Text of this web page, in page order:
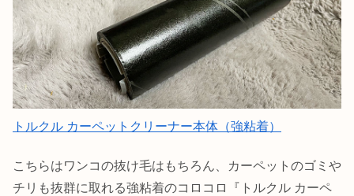
トルクル カーペットクリーナー本体（強粘着）
こちらはワンコの抜け毛はもちろん、カーペットのゴミや
チリも抜群に取れる強粘着のコロコロ『トルクル カーペ